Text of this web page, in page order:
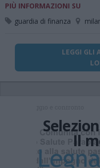
PIÙ INFORMAZIONI SU
guardia di finanza
LEGGI GLI
Il